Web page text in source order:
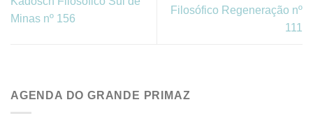
Minas nº 156
Filosófico Regeneração nº
111
AGENDA DO GRANDE PRIMAZ